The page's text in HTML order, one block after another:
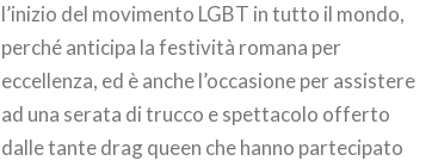
l’inizio del movimento LGBT in tutto il mondo,
perché anticipa la festività romana per
eccellenza, ed è anche l’occasione per assistere
ad una serata di trucco e spettacolo offerto
dalle tante drag queen che hanno partecipato